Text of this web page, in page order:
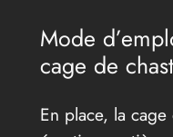
Mode
cage de
En place, la